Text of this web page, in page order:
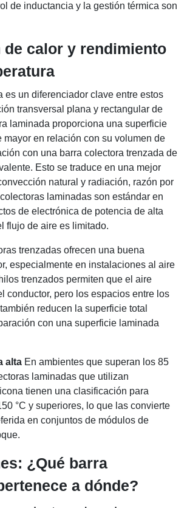
de inductancia y la gestión térmica son
de calor y rendimiento
es un diferenciador clave entre estos
transversal plana y rectangular de
laminada proporciona una superficie
mayor en relación con su volumen de
con una barra colectora trenzada de
Esto se traduce en una mejor
natural y radiación, razón por
laminadas son estándar en
de electrónica de potencia de alta
flujo de aire es limitado.
trenzadas ofrecen una buena
especialmente en instalaciones al aire
trenzados permiten que el aire
conductor, pero los espacios entre los
reducen la superficie total
con una superficie laminada
alta En ambientes que superan los 85
laminadas que utilizan
tienen una clasificación para
°C y superiores, lo que las convierte
en conjuntos de módulos de
¿Qué barra
a dónde?